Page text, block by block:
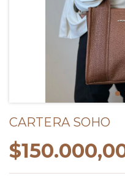
CARTERA SOHO